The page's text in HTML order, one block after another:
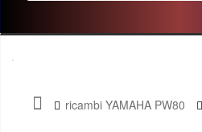
ricambi YAMAHA PW80